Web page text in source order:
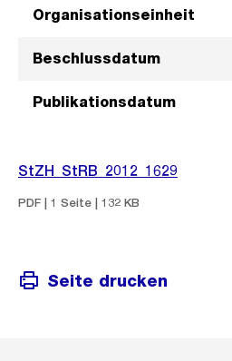
Organisationseinheit
Beschlussdatum
Publikationsdatum
StZH_StRB_2012_1629
PDF | 1 Seite | 132 KB
Seite drucken